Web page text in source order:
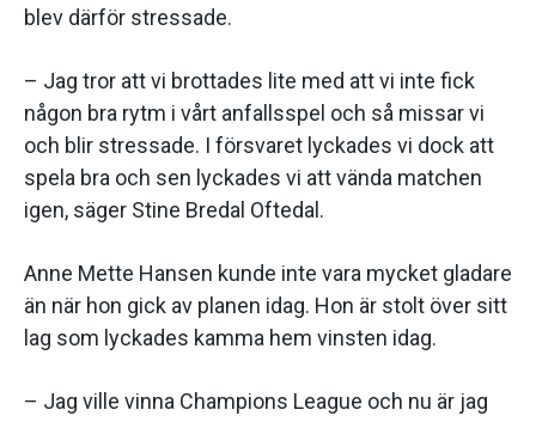
blev därför stressade.
– Jag tror att vi brottades lite med att vi inte fick
någon bra rytm i vårt anfallsspel och så missar vi
och blir stressade. I försvaret lyckades vi dock att
spela bra och sen lyckades vi att vända matchen
igen, säger Stine Bredal Oftedal.
Anne Mette Hansen kunde inte vara mycket gladare
än när hon gick av planen idag. Hon är stolt över sitt
lag som lyckades kamma hem vinsten idag.
– Jag ville vinna Champions League och nu är jag